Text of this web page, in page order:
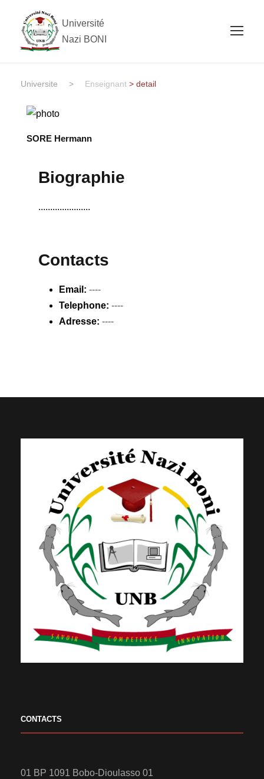
Université
Nazi BONI
Universite > Enseignant > detail
SORE Hermann
Biographie
......................
Contacts
Email: ----
Telephone: ----
Adresse: ----
CONTACTS
01 BP 1091 Bobo-Dioulasso 01